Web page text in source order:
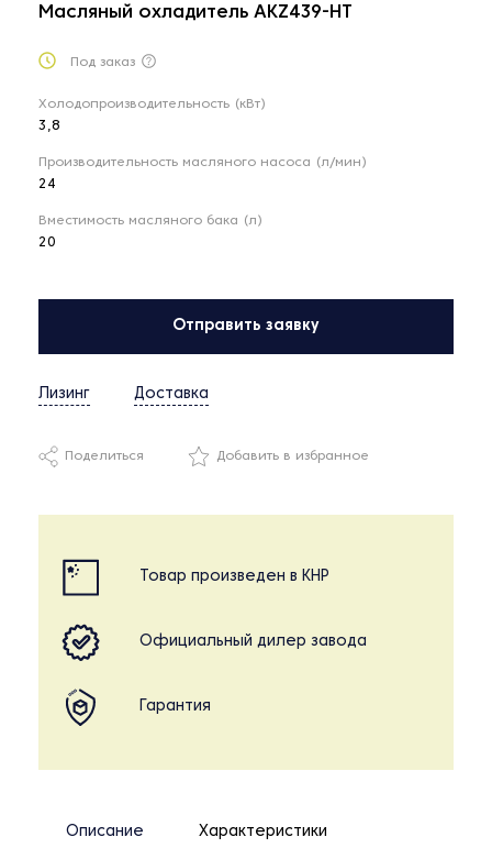
Масляный охладитель AKZ439-HT
Под заказ
Холодопроизводительность (кВт)
3,8
Производительность масляного насоса (л/мин)
24
Вместимость масляного бака (л)
20
Отправить заявку
Лизинг Доставка
Поделиться Добавить в избранное
Товар произведен в КНР
Официальный дилер завода
Гарантия
Описание Характеристики